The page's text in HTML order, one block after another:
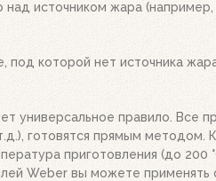
источником жара
которой нет источника
универсальное правило. Все
готовятся прямым
приготовления (до
Weber вы можете применять